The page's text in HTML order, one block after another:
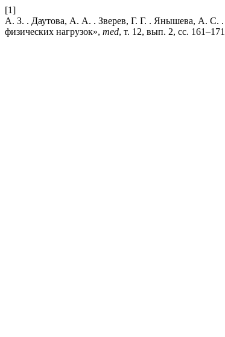
[1]
А. З. . Даутова, А. А. . Зверев, Г. Г. . Янышева, А. С. .
физических нагрузок», med, т. 12, вып. 2, сс.